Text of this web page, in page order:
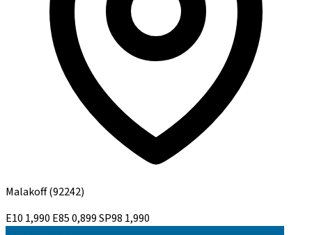
Malakoff(92242)
E10 1,990 E850,899SP98 1,990